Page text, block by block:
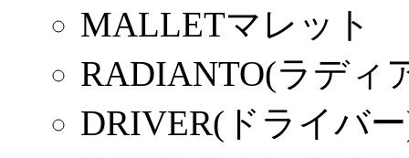
MALLETマレット
RADIANTO(ラディ
DRIVER(ドライバ